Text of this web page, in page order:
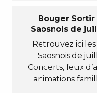
Bouger Sortir
Saosnois de
Retrouvez ici
Saosnois de
Concerts, feux
animations